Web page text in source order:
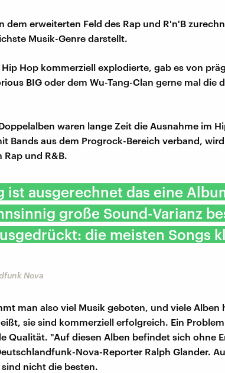
dem erweiterten Feld des Rap und R'n'B
Musik-Genre darstellt.
Hop kommerziell explodierte, gab es von
BIG oder dem Wu-Tang-Clan gerne mal die
waren lange Zeit die Ausnahme im
Bands aus dem Progrock-Bereich verband,
Rap und R&B.
ist ausgerechnet das eine
große Sound-Varianz
die meisten Songs
Nova
man also viel Musik geboten, und viele Alben
sie sind kommerziell erfolgreich. Ein
Qualität. "Auf diesen Alben befindet sich ohne
Nova-Reporter Ralph Glander.
nicht die besten.